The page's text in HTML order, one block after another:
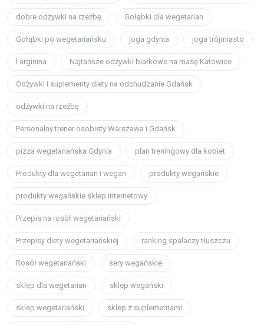
dobre odżywki na rzeźbę Gołąbki dla wegetarian
Gołąbki po wegetariańsku joga gdynia joga trójmiasto
l arginina Najtańsze odżywki białkowe na masę Katowice
Odżywki i suplementy diety na odchudzanie Gdańsk
odżywki na rzeźbę
Personalny trener osobisty Warszawa i Gdańsk
pizza wegetariańska Gdynia plan treningowy dla kobiet
Produkty dla wegetarian i wegan produkty wegańskie
produkty wegańskie sklep internetowy
Przepis na rosół wegetariański
Przepisy diety wegetariańskiej ranking spalaczy tłuszczu
Rosół wegetariański sery wegańskie
sklep dla wegetarian sklep wegański
sklep wegetariański sklep z suplementami